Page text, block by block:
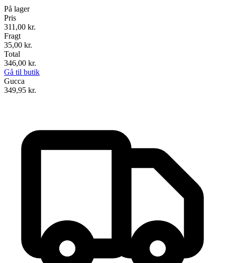
På lager
Pris
311,00 kr.
Fragt
35,00 kr.
Total
346,00 kr.
Gå til butik
Gucca
349,95 kr.